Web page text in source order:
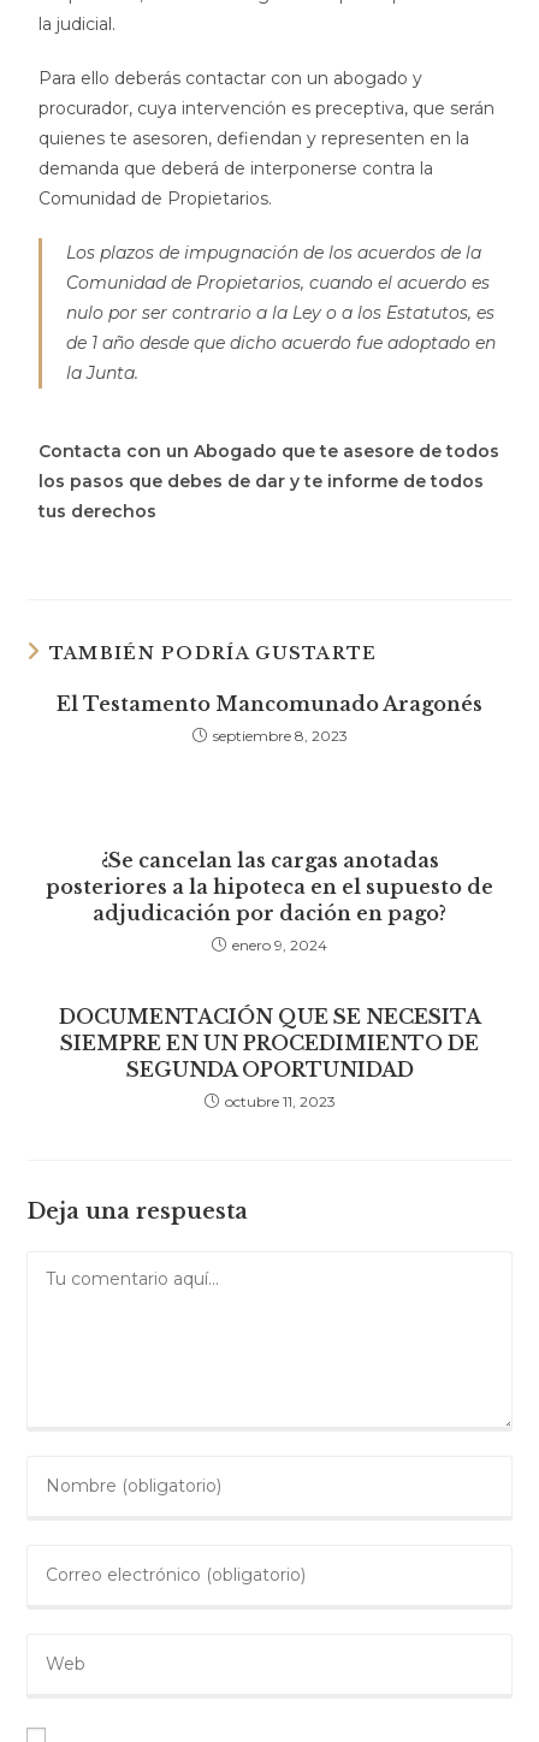
la judicial.
Para ello deberás contactar con un abogado y
procurador, cuya intervención es preceptiva, que serán
quienes te asesoren, defiendan y representen en la
demanda que deberá de interponerse contra la
Comunidad de Propietarios.
Los plazos de impugnación de los acuerdos de la
Comunidad de Propietarios, cuando el acuerdo es
nulo por ser contrario a la Ley o a los Estatutos, es
de 1 año desde que dicho acuerdo fue adoptado en
la Junta.
Contacta con un Abogado que te asesore de todos
los pasos que debes de dar y te informe de todos
tus derechos
TAMBIÉN PODRÍA GUSTARTE
El Testamento Mancomunado Aragonés
septiembre 8, 2023
¿Se cancelan las cargas anotadas
posteriores a la hipoteca en el supuesto de
adjudicación por dación en pago?
enero 9, 2024
DOCUMENTACIÓN QUE SE NECESITA
SIEMPRE EN UN PROCEDIMIENTO DE
SEGUNDA OPORTUNIDAD
octubre 11, 2023
Deja una respuesta